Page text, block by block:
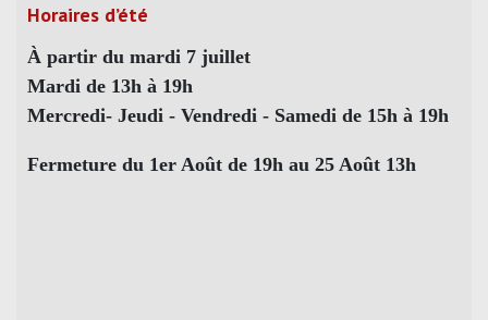
Horaires d’été
À partir du mardi 7 juillet
Mardi de 13h à 19h
Mercredi- Jeudi - Vendredi - Samedi de 15h à 19h
Fermeture du 1er Août de 19h au 25 Août 13h